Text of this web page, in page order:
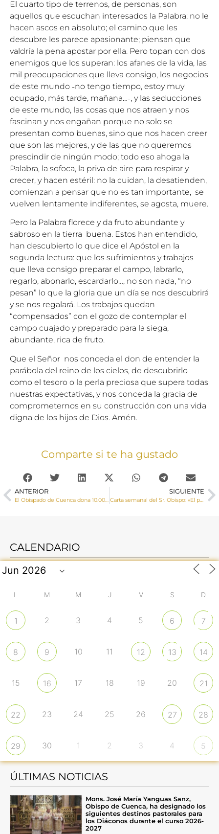
El cuarto tipo de terrenos, de personas, son
aquellos que escuchan interesados la Palabra; no le
hacen ascos en absoluto; el camino que les
descubre les parece apasionante; piensan que
valdría la pena apostar por ella. Pero topan con dos
enemigos que los superan: los afanes de la vida, las
mil preocupaciones que lleva consigo, los negocios
de este mundo ˗no tengo tiempo, estoy muy
ocupado, más tarde, mañana…˗, y las seducciones
de este mundo, las cosas que nos atraen y nos
fascinan y nos engañan porque no solo se
presentan como buenas, sino que nos hacen creer
que son las mejores, y de las que no queremos
prescindir de ningún modo; todo eso ahoga la
Palabra, la sofoca, la priva de aire para respirar y
crecer, y hacen estéril: no la cuidan, la desatienden,
comienzan a pensar que no es tan importante, se
vuelven lentamente indiferentes, se agosta, muere.
Pero la Palabra florece y da fruto abundante y
sabroso en la tierra buena. Estos han entendido,
han descubierto lo que dice el Apóstol en la
segunda lectura: que los sufrimientos y trabajos
que lleva consigo preparar el campo, labrarlo,
regarlo, abonarlo, escardarlo…, no son nada, “no
pesan” lo que la gloria que un día se nos descubrirá
y se nos regalará. Los trabajos quedan
“compensados” con el gozo de contemplar el
campo cuajado y preparado para la siega,
abundante, rica de fruto.
Que el Señor nos conceda el don de entender la
parábola del reino de los cielos, de descubrirlo
como el tesoro o la perla preciosa que supera todas
nuestras expectativas, y nos conceda la gracia de
comprometernos en su construcción con una vida
digna de los hijos de Dios. Amén.
Comparte si te ha gustado
ANTERIOR SIGUIENTE
Carta semanal del Sr. Obispo: «El pensamiento único se impone de manera dictatorial, es decir, arbitraria, absolutista y despótica, intolerante e intransigente».
CALENDARIO
L M M J V S D
1 2 3 4 5 6 7
8 9 10 11 12 13 14
15 16 17 18 19 20 21
22 23 24 25 26 27 28
29 30 1 2 3 4 5
ÚLTIMAS NOTICIAS
Mons. José María Yanguas Sanz,
Obispo de Cuenca, ha designado los
siguientes destinos pastorales para
los Diáconos durante el curso 2026-
2027